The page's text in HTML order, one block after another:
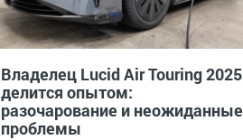
Владелец Lucid Air Touring 2025
делится опытом:
разочарование и неожиданные
проблемы